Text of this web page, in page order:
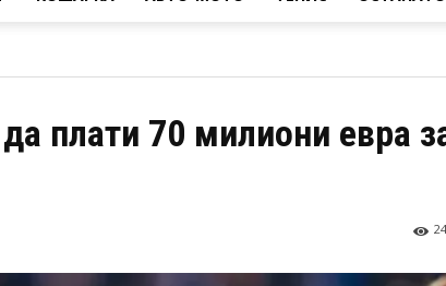
плати 70 милиони евра